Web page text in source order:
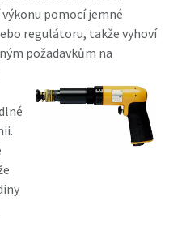
pomocí jemné
regulátoru, takže vyhoví
požadavkům na